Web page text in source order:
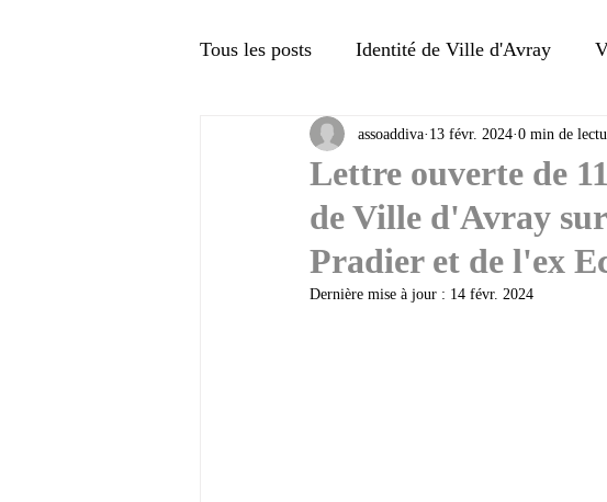
Tous les posts Identité de Ville d'Avray
Ville d'Avray et le changement clim
Les Règles d'urbanisme PLU et PLUI
Lettre ouverte de
de Ville d'Avray
Pradier et de l'ex
assoaddiva 13 févr. 2024 0 min de
Dernière mise à jour : 14 févr. 2024